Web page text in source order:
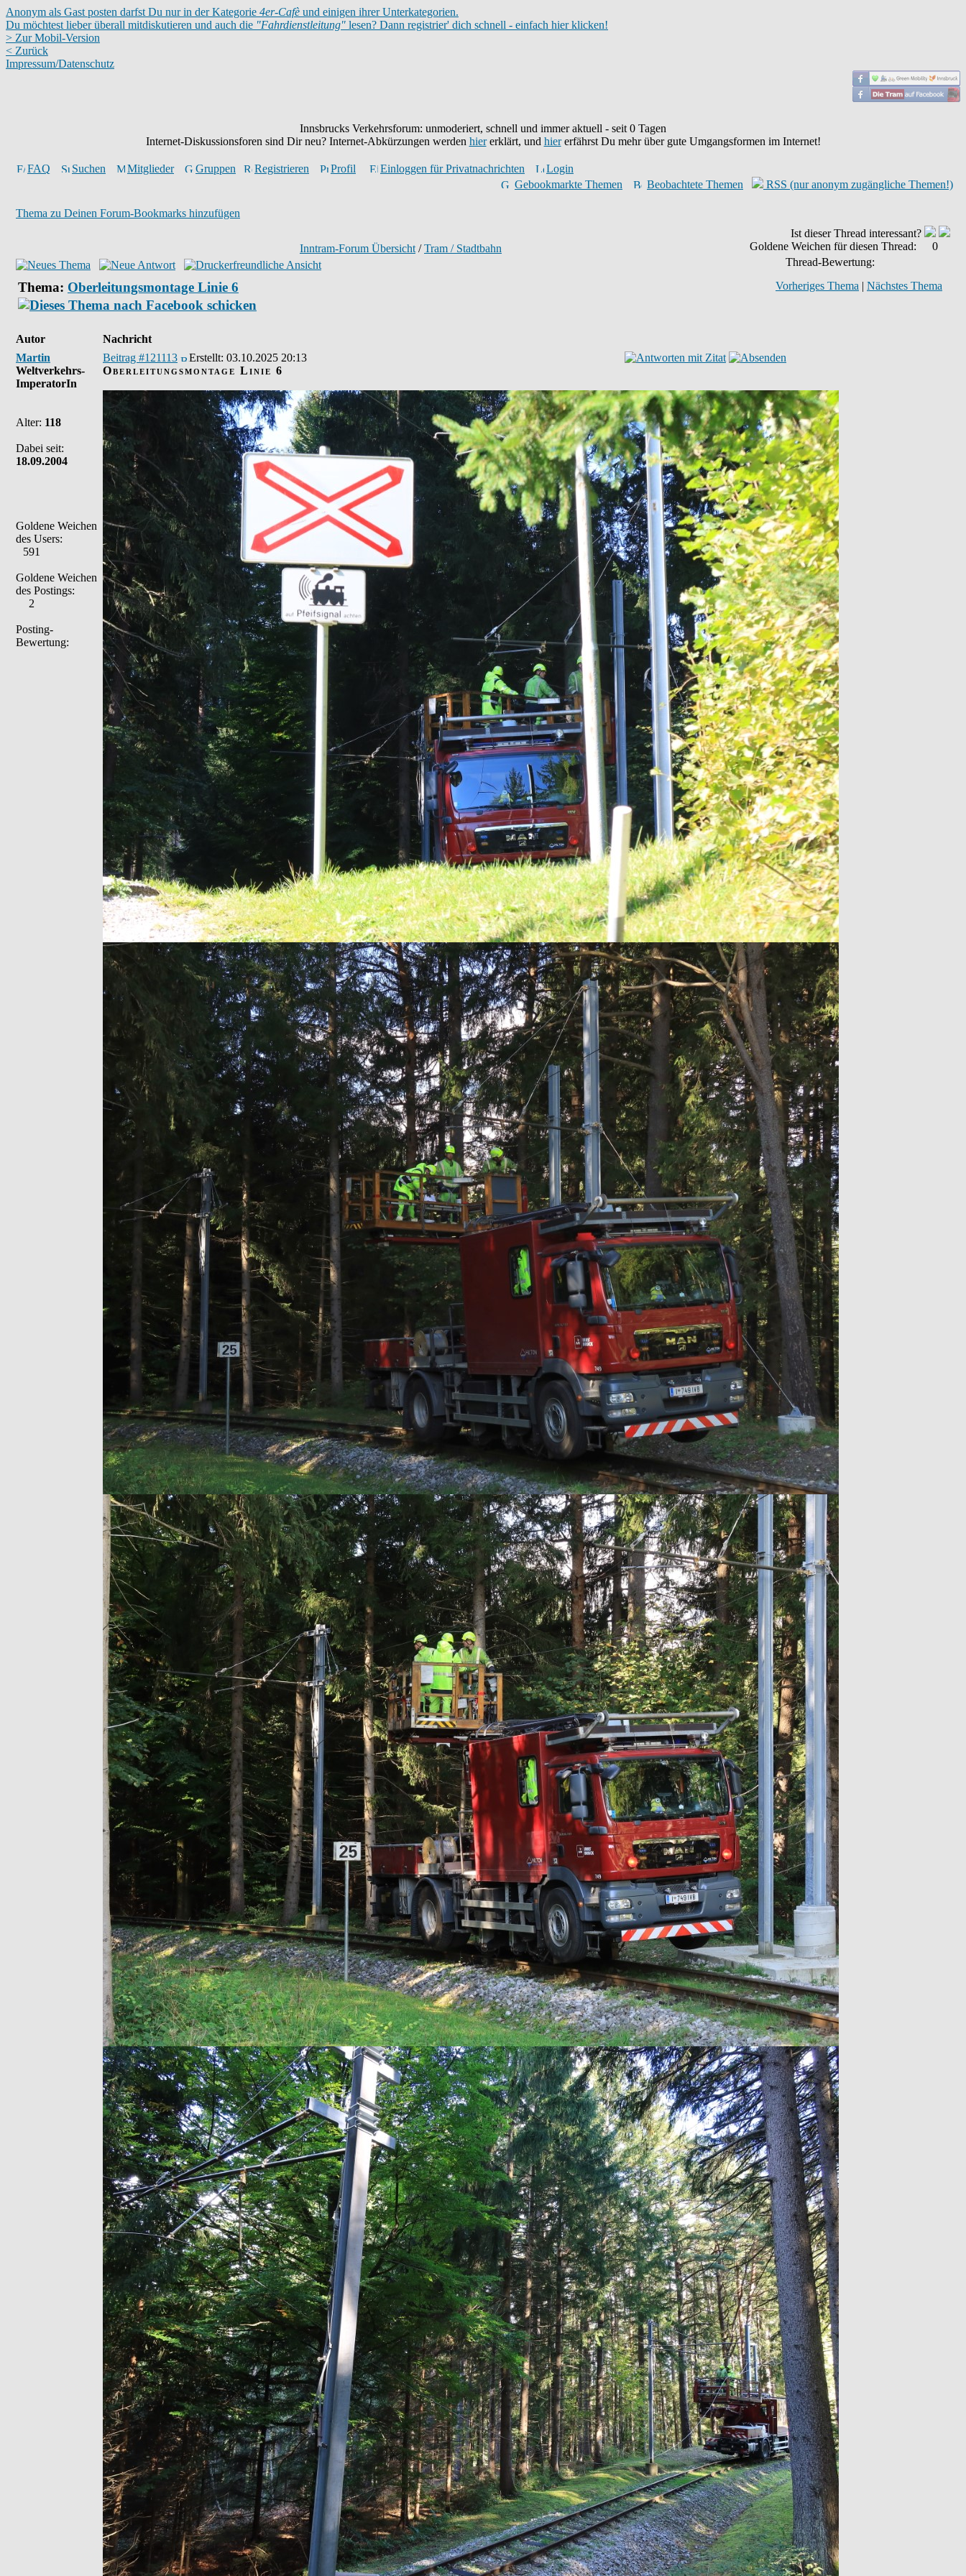
Anonym als Gast posten darfst Du nur in der Kategorie 4er-Cafè und einigen ihrer Unterkategorien.
Du möchtest lieber überall mitdiskutieren und auch die "Fahrdienstleitung" lesen? Dann registrier' dich schnell - einfach hier klicken!
> Zur Mobil-Version
< Zurück
Impressum/Datenschutz
Innsbrucks Verkehrsforum: unmoderiert, schnell und immer aktuell - seit 0 Tagen
Internet-Diskussionsforen sind Dir neu? Internet-Abkürzungen werden hiererklärt, und hiererfährst Du mehr über gute Umgangsformen im Internet!
FAQ Suchen Mitglieder Gruppen Registrieren Profil Einloggen für Privatnachrichten
Login
Gebookmarkte Themen
Beobachtete Themen RSS (nur anonym zugängliche Themen!)
Thema zu Deinen Forum-Bookmarks hinzufügen
Inntram-Forum Übersicht /Tram / Stadtbahn
Ist dieser Thread interessant?
Goldene Weichen für diesen Thread:
0
Thread-Bewertung:
Thema: Oberleitungsmontage Linie 6 Vorheriges Thema | Nächstes Thema
Autor
Nachricht
Martin
Weltverkehrs-
ImperatorIn
Alter: 118
Dabei seit:
18.09.2004
Goldene Weichen
des Users:
591
Goldene Weichen
des Postings:
2
Posting-
Bewertung:
Beitrag #121113 Erstellt: 03.10.2025 20:13
Oberleitungsmontage Linie 6